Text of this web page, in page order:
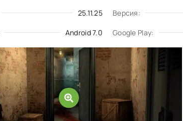
25.11.25 Версия:
Android 7.0 Google Play: